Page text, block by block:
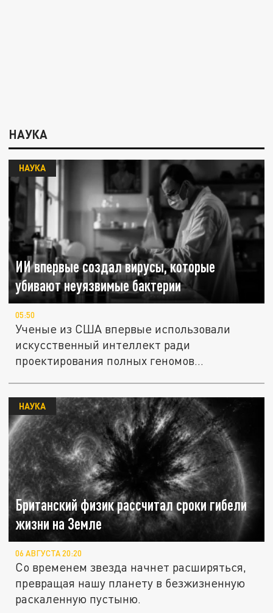
НАУКА
ИИ впервые создал вирусы, которые
убивают неуязвимые бактерии
НАУКА
05:50
Ученые из США впервые использовали
искусственный интеллект ради
проектирования полных геномов
Британский физик рассчитал сроки гибели
жизни на Земле
НАУКА
06 АВГУСТА 20:20
Со временем звезда начнет расширяться,
превращая нашу планету в безжизненную
раскаленную пустыню.